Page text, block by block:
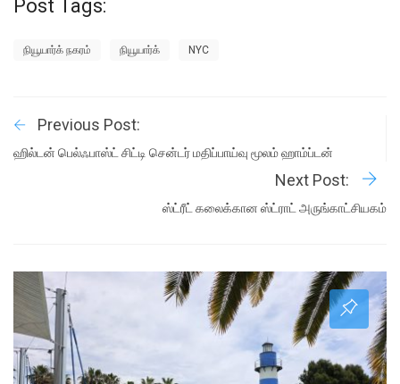
Post Tags:
நியூயார்க் நகரம் நியூயார்க் NYC
Previous Post:
ஹில்டன் பெல்ஃபாஸ்ட் சிட்டி சென்டர் மதிப்பாய்வு மூலம் ஹாம்ப்டன்
Next Post:
ஸ்ட்ரீட் கலைக்கான ஸ்ட்ராட் அருங்காட்சியகம்